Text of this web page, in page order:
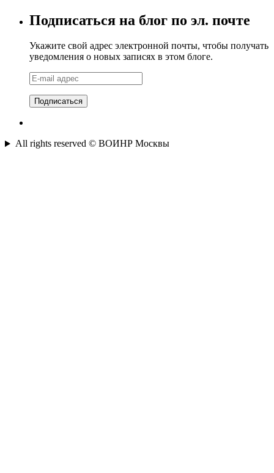
Подписаться на блог по эл. почте
Укажите свой адрес электронной почты, чтобы получать
уведомления о новых записях в этом блоге.
E-
mail
адрес
All rights reserved © ВОИНР Москвы